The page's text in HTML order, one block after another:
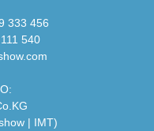
333 456
540
| IMT)